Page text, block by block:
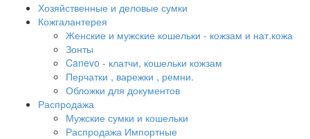
Хозяйственные и деловые сумки
Кожгалантерея
Женские и мужские кошельки - кожзам и нат.кожа
Зонты
Canevo - клатчи, кошельки кожзам
Перчатки , варежки , ремни.
Обложки для документов
Распродажа
Мужские сумки и кошельки
Распродажа Импортные